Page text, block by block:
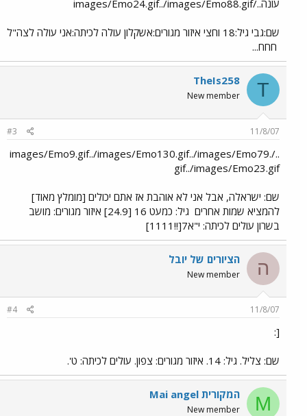
עונה../images/Emo24.gif../images/Emo88.gif
שם:גבי גיל:18 וחצי איזור מגורים:אשקלון עולה לכיתה:אני עולה לצה"ל
חחח...
T
TheIs258
New member
11/8/07
#3
../images/Emo9.gif../images/Emo130.gif../images/Emo79.
gif../images/Emo23.gif
שם: ישראלה, אבל אני לא אוהבת אז אתם יכולים [מומלץ מאוד]
להמציא שמות אחרים
גיל: כמעט 16 [24.9] איזור מגורים: מושב
בשרון עולים לכיתה: י"א7[!!1111]
ה הציורים של יובל
New member
11/8/07
#4
[:
שם: צליל. גיל: 14. איזור מגורים: צפון. עולים לכיתה: ט'.
M Mai angel המקורית
New member